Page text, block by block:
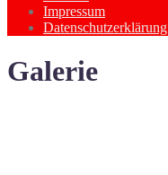
Impressum
Datenschutzerklärung
Galerie